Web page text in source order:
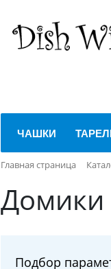
ЧАШКИ
Главная страница
Домики
Подбор